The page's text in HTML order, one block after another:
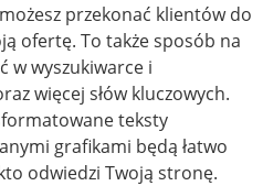
przekonać klientów do
ofertę. To także sposób na
w wyszukiwarce i
więcej słów kluczowych.
teksty
grafikami będą łatwo
odwiedzi Twoją stronę.